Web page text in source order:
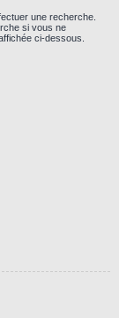
une recherche.
si vous ne
ci-dessous.